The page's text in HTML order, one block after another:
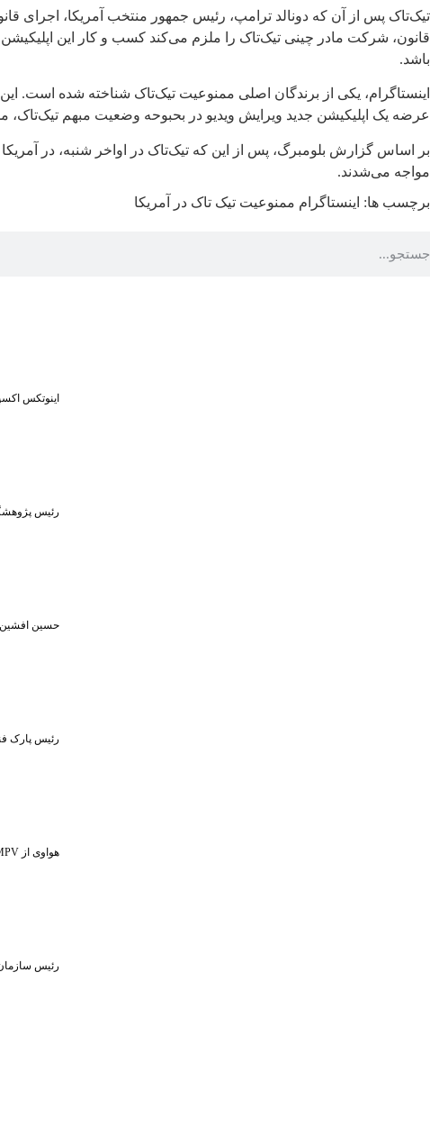
تیک‌تاک پس از آن که دونالد ترامپ، رئیس جمهور منتخب آمریکا، اجرای
باشد.
عرضه یک اپلیکیشن جدید ویرایش ویدیو در بحبوحه وضعیت مبهم
بر اساس گزارش بلومبرگ، پس از این که تیک‌تاک در اواخر شنبه، در آمریکا
مواجه می‌شدند.
برچسب ها: اینستاگرام ممنوعیت تیک تاک در آمریکا
اینوتکس
رئیس
حسین افشین
رئیس پارک
هواوی از MPVهای لوکس و لپ‌تاپ ۷۹۸ گرمی در رویداد ۵ اوت رونمایی کرد
رئیس سازمان